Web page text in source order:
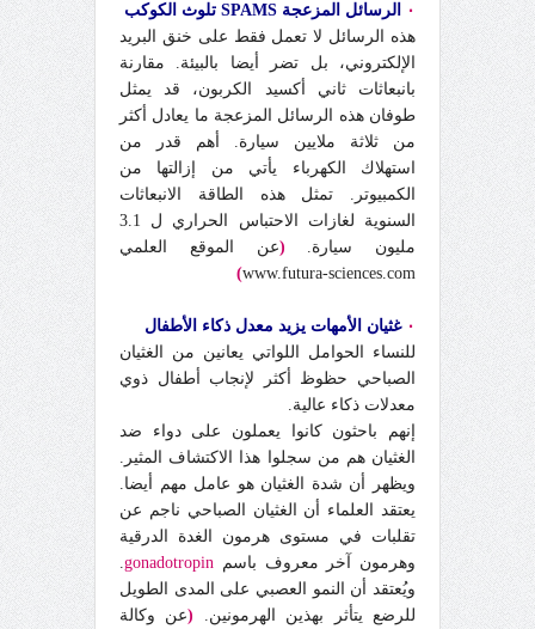
٠
الرسائل المزعجة SPAMS تلوث الكوكب
هذه الرسائل لا تعمل فقط على خنق البريد
الإلكتروني، بل تضر أيضا بالبيئة. مقارنة
بانبعاثات ثاني أكسيد الكربون، قد يمثل
طوفان هذه الرسائل المزعجة ما يعادل أكثر
من ثلاثة ملايين سيارة. أهم قدر من
استهلاك الكهرباء يأتي من إزالتها من
الكمبيوتر. تمثل هذه الطاقة الانبعاثات
السنوية لغازات الاحتباس الحراري ل 3.1
مليون سيارة. (عن الموقع العلمي
www.futura-sciences.com
)
٠ غثيان الأمهات يزيد معدل ذكاء الأطفال
للنساء الحوامل اللواتي يعانين من الغثيان
الصباحي حظوظ أكثر لإنجاب أطفال ذوي
معدلات ذكاء عالية.
إنهم باحثون كانوا يعملون على دواء ضد
الغثيان هم من سجلوا هذا الاكتشاف المثير.
ويظهر أن شدة الغثيان هو عامل مهم أيضا.
يعتقد العلماء أن الغثيان الصباحي ناجم عن
تقلبات في مستوى هرمون الغدة الدرقية
وهرمون آخر معروف باسم gonadotropin
.
ويُعتقد أن النمو العصبي على المدى الطويل
للرضع يتأثر بهذين الهرمونين. (عن وكالة